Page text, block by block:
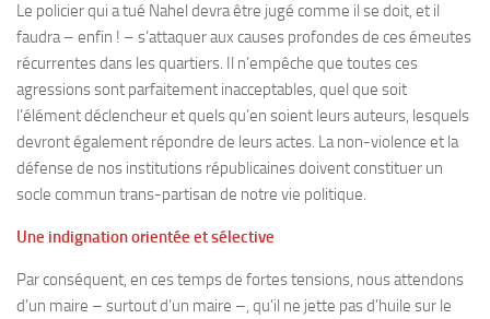
Le policier qui a tué Nahel devra être jugé comme il se doit, et il
faudra – enfin ! – s’attaquer aux causes profondes de ces émeutes
récurrentes dans les quartiers. Il n’empêche que toutes ces
agressions sont parfaitement inacceptables, quel que soit
l’élément déclencheur et quels qu’en soient leurs auteurs, lesquels
devront également répondre de leurs actes. La non-violence et la
défense de nos institutions républicaines doivent constituer un
socle commun trans-partisan de notre vie politique.
Une indignation orientée et sélective
Par conséquent, en ces temps de fortes tensions, nous attendons
d’un maire – surtout d’un maire –, qu’il ne jette pas d’huile sur le